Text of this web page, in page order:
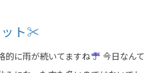
ット✂︎
的に雨が続いてますね
今日なんて